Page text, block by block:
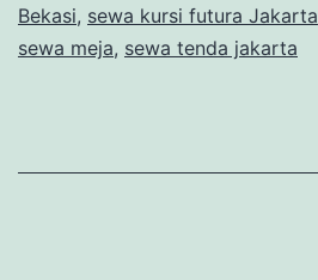
Bekasi, sewa kursi futura Jakarta
sewa meja, sewa tenda jakarta